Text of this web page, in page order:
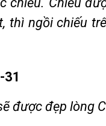
thì ngồi chiếu
31
được đẹp lòng